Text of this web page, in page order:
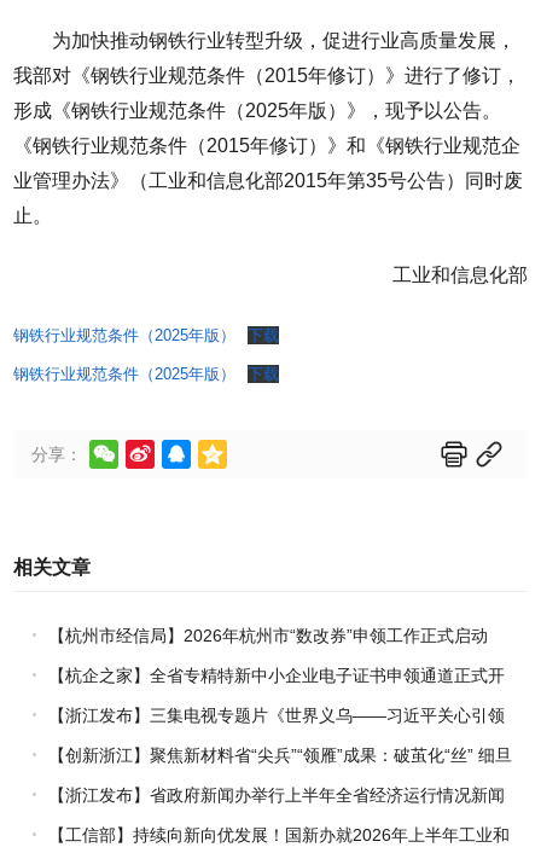
为加快推动钢铁行业转型升级，促进行业高质量发展，
我部对《钢铁行业规范条件（2015年修订）》进行了修订，
形成《钢铁行业规范条件（2025年版）》，现予以公告。
《钢铁行业规范条件（2015年修订）》和《钢铁行业规范企
业管理办法》（工业和信息化部2015年第35号公告）同时废
止。
工业和信息化部
钢铁行业规范条件（2025年版） 下载
钢铁行业规范条件（2025年版） 下载
分享：      
相关文章
【杭州市经信局】2026年杭州市“数改券”申领工作正式启动
【杭企之家】全省专精特新中小企业电子证书申领通道正式开
通
【浙江发布】三集电视专题片《世界义乌——习近平关心引领
义乌发展》热播上线
【创新浙江】聚焦新材料省“尖兵”“领雁”成果：破茧化“丝” 细旦
PPS纤维的国产突围战
【浙江发布】省政府新闻办举行上半年全省经济运行情况新闻
发布会【工信部】持续向新向优发展！国新办就2026年上半年工业和